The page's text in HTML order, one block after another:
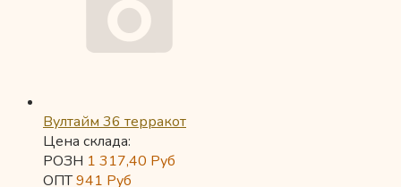
Вултайм 36 терракот
Цена склада:
РОЗН 1 317,40 Руб
ОПТ941 Руб